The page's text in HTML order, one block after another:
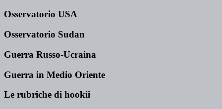
Osservatorio USA
Osservatorio Sudan
Guerra Russo-Ucraina
Guerra in Medio Oriente
Le rubriche di hookii